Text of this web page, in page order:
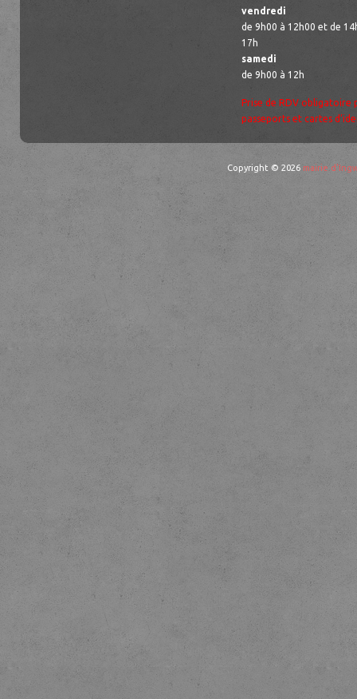
vendredi
de 9h00 à 12h00 et de
17h
samedi
de 9h00 à 12h
Prise de RDV obligatoire
passeports et cartes
Copyright © 2026 mairie